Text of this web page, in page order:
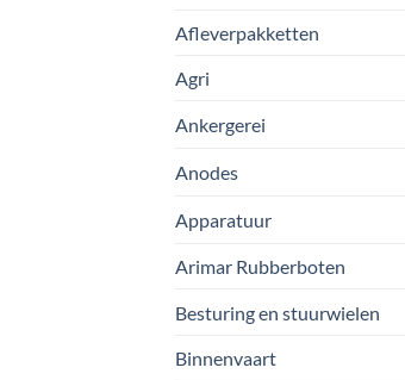
Afleverpakketten
Agri
Ankergerei
Anodes
Apparatuur
Arimar Rubberboten
Besturing en stuurwielen
Binnenvaart